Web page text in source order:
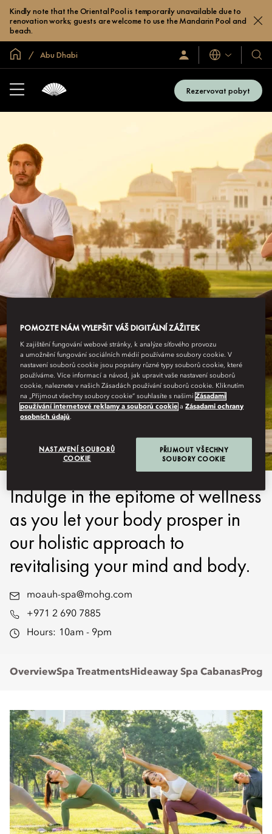
Kindly note that the Oriental Pool is temporarily unavailable due to
renovation works; guests are welcome to use the Mandarin Pool and
beach.
Domovská stránka
Abu Dhabi
Přihlaste
se
Zaregistrujte
Jazyky
Naše
a
Rezervovat pobyt
ABU DHABI
Indulge in the epitome of wellness
as you let your body prosper in
our holistic approach to
revitalising your mind and body.
moauh-spa@mohg.com
+971 2 690 7885
Hours: 10am - 9pm
OverviewSpa Treatments Hideaway Spa Cabanas
POMOZTE NÁM VYLEPŠIT VÁŠ DIGITÁLNÍ ZÁŽITEK
K zajištění fungování webové stránky, k analýze síťového provozu
a umožnění fungování sociálních médií používáme soubory cookie. V
nastavení souborů cookie jsou popsány různé typy souborů cookie, které
používáme. Více informací a návod, jak upravit vaše nastavení souborů
cookie, naleznete v našich Zásadách používání souborů cookie. Kliknutím
na „Přijmout všechny soubory cookie“ souhlasíte s našimiZásadami
používání internetové reklamy a souborů cookie aZásadami ochrany
osobních údajů.
NASTAVENÍ SOUBORŮ
COOKIE
PŘIJMOUT VŠECHNY
SOUBORY COOKIE